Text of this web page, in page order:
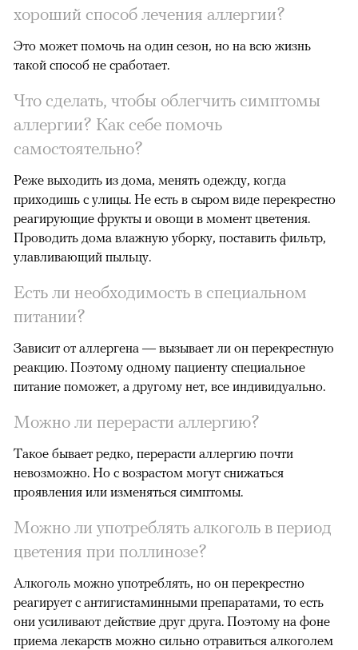
хороший способ лечения аллергии?
Это может помочь на один сезон, но на всю жизнь
такой способ не сработает.
Что сделать, чтобы облегчить симптомы
аллергии? Как себе помочь
самостоятельно?
Реже выходить из дома, менять одежду, когда
приходишь с улицы. Не есть в сыром виде перекрестно
реагирующие фрукты и овощи в момент цветения.
Проводить дома влажную уборку, поставить фильтр,
улавливающий пыльцу.
Есть ли необходимость в специальном
питании?
Зависит от аллергена — вызывает ли он перекрестную
реакцию. Поэтому одному пациенту специальное
питание поможет, а другому нет, все индивидуально.
Можно ли перерасти аллергию?
Такое бывает редко, перерасти аллергию почти
невозможно. Но с возрастом могут снижаться
проявления или изменяться симптомы.
Можно ли употреблять алкоголь в период
цветения при поллинозе?
Алкоголь можно употреблять, но он перекрестно
реагирует с антигистаминными препаратами, то есть
они усиливают действие друг друга. Поэтому на фоне
приема лекарств можно сильно отравиться алкоголем